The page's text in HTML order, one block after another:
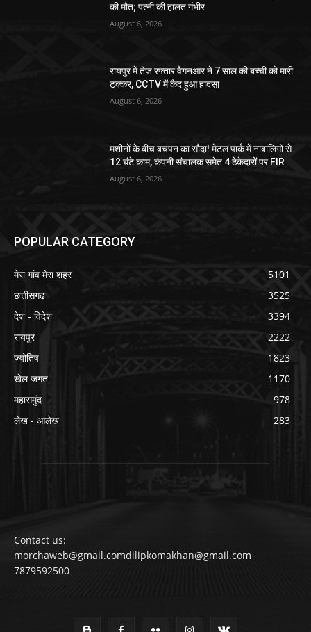
की मौत; पत्नी की हालत गंभीर
August 6, 2026
रायपुर में तेज रफ्तार वैगनआर ने 7 साल की बच्ची को मारी
टक्कर, CCTV में कैद हुआ हादसा
August 6, 2026
मशीनों के बीच बचपन का सौदा! मेटल पार्क में नाबालिगों से
12 घंटे काम, कंपनी संचालक समेत 4 ठेकेदारों पर FIR
August 6, 2026
POPULAR CATEGORY
मेरा गांव मेरा शहर
5101
छत्तीसगढ़
3525
देश - विदेश
3394
रायपुर
2222
ज्योतिष
1823
खेल जगत
1170
महासमुंद
978
लेख - आलेख
283
Contact us:
morchaweb@gmail.comdilipkomakhan@gmail.com
7879592500